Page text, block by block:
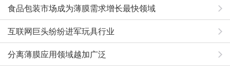
食品包装市场成为薄膜需求增长最快领域
互联网巨头纷纷进军玩具行业
分离薄膜应用领域越加广泛